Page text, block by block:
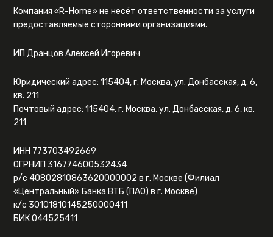
Компания «R-Home» не несёт ответственности за услуги
предоставляемые сторонними организациями.
ИП Дранцов Алексей Игоревич
Юридический адрес: 115404, г. Москва, ул. Донбасская, д. 6,
кв. 211
Почтовый адрес: 115404, г. Москва, ул. Донбасская, д. 6, кв.
211
ИНН 773703492669
ОГРНИП 316774600532434
р/с 40802810863620000002 в г. Москве (Филиал
«Центральный» Банка ВТБ (ПАО) в г. Москве)
к/с 30101810145250000411
БИК 044525411